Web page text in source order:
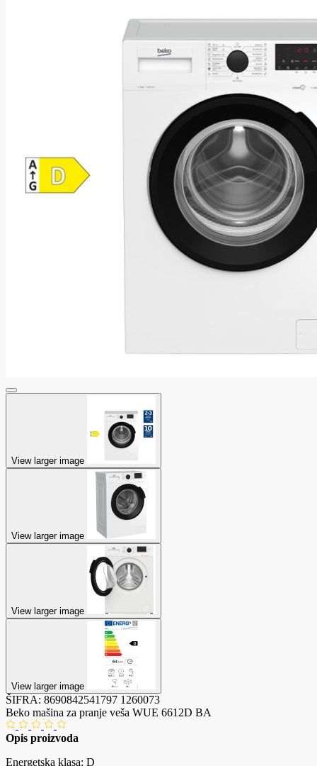
View larger image
View larger image
View larger image
View larger image
ŠIFRA: 8690842541797 1260073
Beko mašina za pranje veša WUE 6612D BA
Opis proizvoda
Energetska klasa: D